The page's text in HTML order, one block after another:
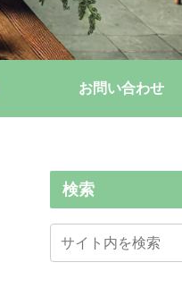
お問い合わせ
検索